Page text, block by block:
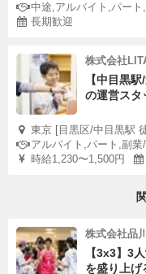
中途,アルバイト,パー
長期歓迎
株式会社
【中目黒
の運営スタ
東京 [目黒区/中目黒駅
アルバイト,パート,副
時給1,230〜1,500円
株式会社品
【3x3】3
を盛り上げ